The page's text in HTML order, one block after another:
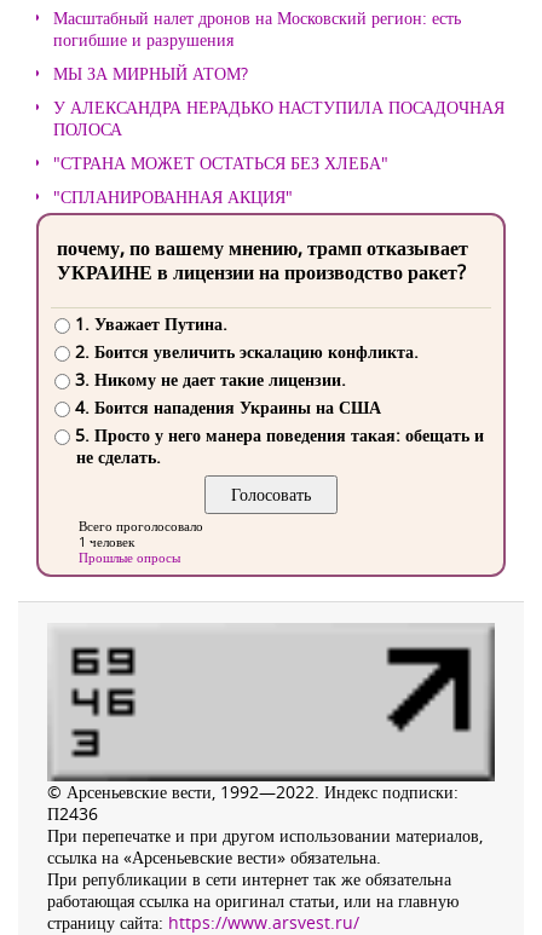
Масштабный налет дронов на Московский регион: есть
погибшие и разрушения
МЫ ЗА МИРНЫЙ АТОМ?
У АЛЕКСАНДРА НЕРАДЬКО НАСТУПИЛА ПОСАДОЧНАЯ
ПОЛОСА
"СТРАНА МОЖЕТ ОСТАТЬСЯ БЕЗ ХЛЕБА"
"СПЛАНИРОВАННАЯ АКЦИЯ"
почему, по вашему мнению, трамп отказывает
УКРАИНЕ в лицензии на производство ракет?
1. Уважает Путина.
2. Боится увеличить эскалацию конфликта.
3. Никому не дает такие лицензии.
4. Боится нападения Украины на США
5. Просто у него манера поведения такая: обещать и
не сделать.
Всего проголосовало
1 человек
Прошлые опросы
© Арсеньевские вести, 1992—2022. Индекс подписки:
П2436
При перепечатке и при другом использовании материалов,
ссылка на «Арсеньевские вести» обязательна.
При републикации в сети интернет так же обязательна
работающая ссылка на оригинал статьи, или на главную
страницу сайта: https://www.arsvest.ru/